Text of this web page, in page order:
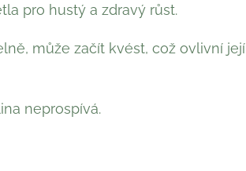
pro hustý a zdravý růst.
může začít kvést, což ovlivní její
neprospívá.